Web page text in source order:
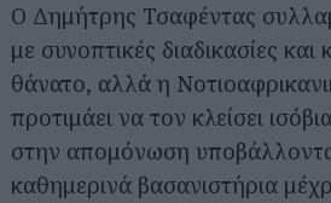
Ο Δημήτρης Τσαφέντας
με συνοπτικές διαδικασίες και
θάνατο, αλλά η
προτιμάει να τον κλείσει
στην απομόνωση
καθημερινά βασανιστήρια